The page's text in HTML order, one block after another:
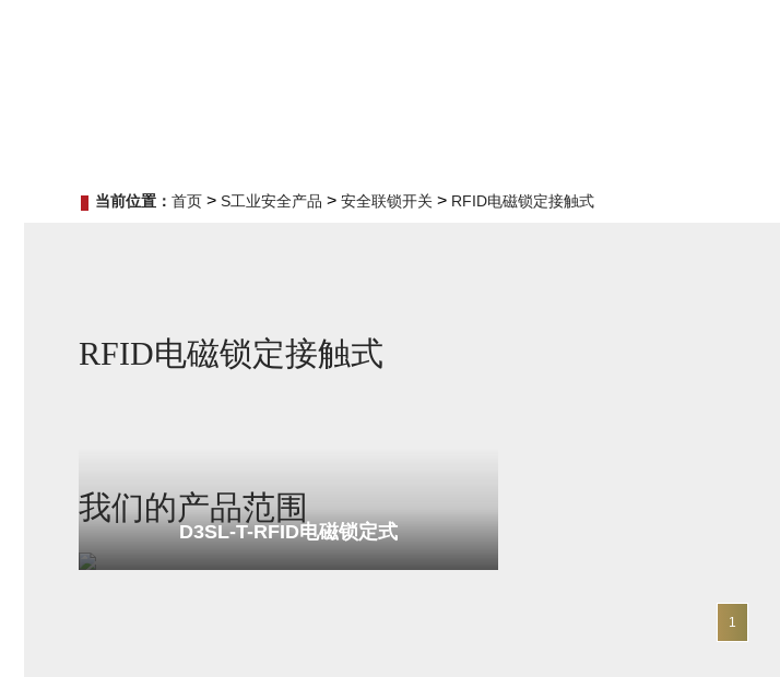
当前位置： 首页 > S工业安全产品 > 安全联锁开关 > RFID电磁锁定接触式
RFID电磁锁定接触式
我们的产品范围
D3SL-T-RFID电磁锁定式
1